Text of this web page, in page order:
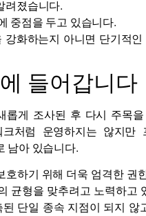
려졌습니다.
중점을 두고 있습니다.
화하는지 아니면 단기적인
들어갑니다
게 조사된 후 다시 주목
처럼 운영하지는 않지만
남아 있습니다.
하기 위해 더욱 엄격한 권
균형을 맞추려고 노력하고
단일 종속 지점이 되지 않